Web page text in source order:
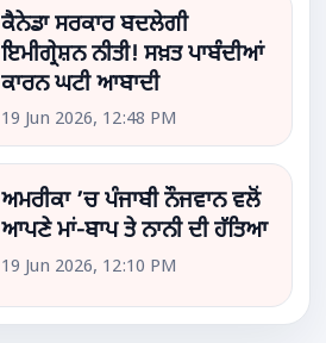
ਕੈਨੇਡਾ ਸਰਕਾਰ ਬਦਲੇਗੀ
ਇਮੀਗ੍ਰੇਸ਼ਨ ਨੀਤੀ! ਸਖ਼ਤ ਪਾਬੰਦੀਆਂ
ਕਾਰਨ ਘਟੀ ਆਬਾਦੀ
19 Jun 2026, 12:48 PM
ਅਮਰੀਕਾ ’ਚ ਪੰਜਾਬੀ ਨੌਜਵਾਨ ਵਲੋਂ
ਆਪਣੇ ਮਾਂ-ਬਾਪ ਤੇ ਨਾਨੀ ਦੀ ਹੱਤਿਆ
19 Jun 2026, 12:10 PM